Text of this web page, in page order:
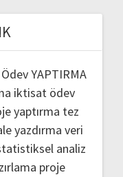
Ödev YAPTIRMA
iktisat ödev
yaptırma tez
yazdırma veri
analiz
proje